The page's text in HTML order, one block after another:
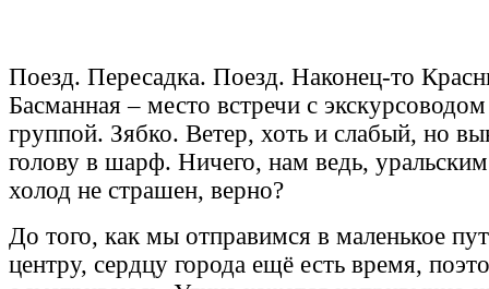
Поезд. Пересадка. Поезд. Наконец-то
Басманная – место встречи с
группой. Зябко. Ветер, хоть и слабый, но
голову в шарф. Ничего, нам ведь,
холод не страшен, верно?
До того, как мы отправимся в маленькое
центру, сердцу города ещё есть время,